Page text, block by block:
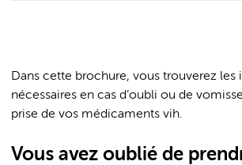
Dans cette brochure, vous trouverez les
nécessaires en cas d’oubli ou de
prise de vos médicaments vih.
Vous avez oublié de